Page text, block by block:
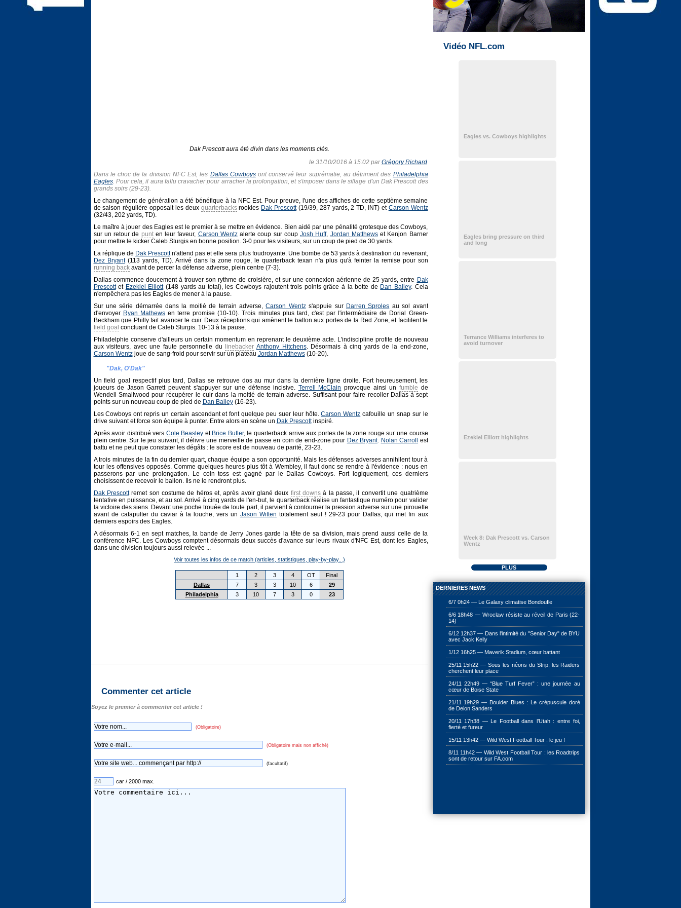
Vidéo NFL.com
Eagles vs. Cowboys highlights
Eagles bring pressure on third
and long
Terrance Williams interferes to
avoid turnover
Ezekiel Elliott highlights
Week 8: Dak Prescott vs. Carson
Wentz
PLUS
DERNIERES NEWS
6/7 0h24 — Le Galaxy climatise Bondoufle
6/6 18h48 — Wroclaw résiste au réveil de Paris (22-
14)
6/12 12h37 — Dans l'intimité du "Senior Day" de BYU
avec Jack Kelly
1/12 16h25 — Maverik Stadium, cœur battant
25/11 15h22 — Sous les néons du Strip, les Raiders
cherchent leur place
24/11 22h49 — “Blue Turf Fever” : une journée au
cœur de Boise State
21/11 19h29 — Boulder Blues : Le crépuscule doré
de Deion Sanders
20/11 17h38 — Le Football dans l’Utah : entre foi,
fierté et fureur
15/11 13h42 — Wild West Football Tour : le jeu !
8/11 11h42 — Wild West Football Tour : les Roadtrips
sont de retour sur FA.com
Dak Prescott aura été divin dans les moments clés.
le 31/10/2016 à 15:02 parGrégory Richard
Dans le choc de la division NFC Est, les Dallas Cowboysont conservé leur suprématie, au détriment des Philadelphia
Eagles. Pour cela, il aura fallu cravacher pour arracher la prolongation, et s'imposer dans le sillage d'un Dak Prescott des
grands soirs (29-23).
Le changement de génération a été bénéfique à la NFC Est. Pour preuve, l'une des affiches de cette septième semaine
de saison régulière opposait les deux quarterbacksrookies Dak Prescott(19/39, 287 yards, 2 TD, INT) et Carson Wentz
(32/43, 202 yards, TD).
Le maître à jouer des Eagles est le premier à se mettre en évidence. Bien aidé par une pénalité grotesque des Cowboys,
sur un retour de punten leur faveur, Carson Wentzalerte coup sur coup Josh Huff, Jordan Matthewset Kenjon Barner
pour mettre le kicker Caleb Sturgis en bonne position. 3-0 pour les visiteurs, sur un coup de pied de 30 yards.
La réplique de Dak Prescottn'attend pas et elle sera plus foudroyante. Une bombe de 53 yards à destination du revenant,
Dez Bryant(113 yards, TD). Arrivé dans la zone rouge, le quarterback texan n'a plus qu'à feinter la remise pour son
running backavant de percer la défense adverse, plein centre (7-3).
Dallas commence doucement à trouver son rythme de croisière, et sur une connexion aérienne de 25 yards, entre Dak
Prescottet Ezekiel Elliott(148 yards au total), les Cowboys rajoutent trois points grâce à la botte de Dan Bailey. Cela
n'empêchera pas les Eagles de mener à la pause.
Sur une série démarrée dans la moitié de terrain adverse,Carson Wentzs'appuie sur Darren Sproles au sol avant
d'envoyer Ryan Mathewsen terre promise (10-10). Trois minutes plus tard, c'est par l'intermédiaire de Dorial Green-
Beckham que Philly fait avancer le cuir. Deux réceptions qui amènent le ballon aux portes de la Red Zone, et facilitent le
field goal concluant de Caleb Sturgis. 10-13 à la pause.
Philadelphie conserve d'ailleurs un certain momentum en reprenant le deuxième acte. L'indiscipline profite de nouveau
aux visiteurs, avec une faute personnelle du
linebacker Anthony Hitchens. Désormais à cinq yards de la end-zone,
Carson Wentzjoue de sang-froid pour servir sur un plateau Jordan Matthews(10-20).
"Dak, O'Dak"
Un field goal respectif plus tard, Dallas se retrouve dos au mur dans la dernière ligne droite. Fort heureusement, les
joueurs de Jason Garrett peuvent s'appuyer sur une défense incisive. Terrell McClain provoque ainsi un fumble de
Wendell Smallwood pour récupérer le cuir dans la moitié de terrain adverse. Suffisant pour faire recoller Dallas à sept
points sur un nouveau coup de pied de Dan Bailey(16-23).
Les Cowboys ont repris un certain ascendant et font quelque peu suer leur hôte.Carson Wentz cafouille un snap sur le
drive suivant et force son équipe à punter. Entre alors en scène un Dak Prescottinspiré.
Après avoir distribué vers Cole Beasley et Brice Butler, le quarterback arrive aux portes de la zone rouge sur une course
plein centre. Sur le jeu suivant, il délivre une merveille de passe en coin de end-zone pour Dez Bryant. Nolan Carroll
est
battu et ne peut que constater les dégâts : le score est de nouveau de parité, 23-23.
A trois minutes de la fin du dernier quart, chaque équipe a son opportunité. Mais les défenses adverses annihilent tour à
tour les offensives opposés. Comme quelques heures plus tôt à Wembley, il faut donc se rendre à l'évidence : nous en
passerons par une prolongation. Le coin toss est gagné par le Dallas Cowboys. Fort logiquement, ces derniers
choisissent de recevoir le ballon. Ils ne le rendront plus.
Dak Prescottremet son costume de héros et, après avoir glané deux first downs à la passe, il convertit une quatrième
tentative en puissance, et au sol. Arrivé à cinq yards de l'en-but, le quarterback réalise un fantastique numéro pour valider
la victoire des siens. Devant une poche trouée de toute part, il parvient à contourner la pression adverse sur une pirouette
avant de catapulter du caviar à la louche, vers un Jason Witten totalement seul ! 29-23 pour Dallas, qui met fin aux
derniers espoirs des Eagles.
A désormais 6-1 en sept matches, la bande de Jerry Jones garde la tête de sa division, mais prend aussi celle de la
conférence NFC. Les Cowboys comptent désormais deux succès d'avance sur leurs rivaux d'NFC Est, dont les Eagles,
dans une division toujours aussi relevée ...
Voir toutes les infos de ce match (articles, statistiques, play-by-play...)
1 2 3 4 OT
Final
Dallas
7 3 3 10 6
29
Philadelphia
3 10 7 3 0 23
Commenter cet article
Soyez le premier à commenter cet article !
(Obligatoire)
(Obligatoire mais non affiché)
(facultatif)
car / 2000 max.